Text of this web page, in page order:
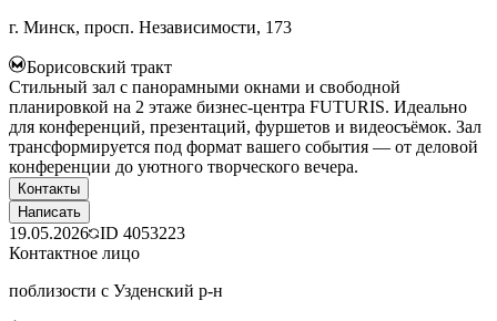
г. Минск, просп. Независимости, 173
Борисовский тракт
Стильный зал с панорамными окнами и свободной
планировкой на 2 этаже бизнес-центра FUTURIS. Идеально
для конференций, презентаций, фуршетов и видеосъёмок. Зал
трансформируется под формат вашего события — от деловой
конференции до уютного творческого вечера.
Контакты
Написать
19.05.2026 ID 4053223
Контактное лицо
поблизости с Узденский р-н